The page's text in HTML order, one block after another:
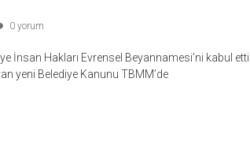
0 yorum
İnsan Hakları Evrensel Beyannamesi’ni kabul
yeni Belediye Kanunu TBMM’de